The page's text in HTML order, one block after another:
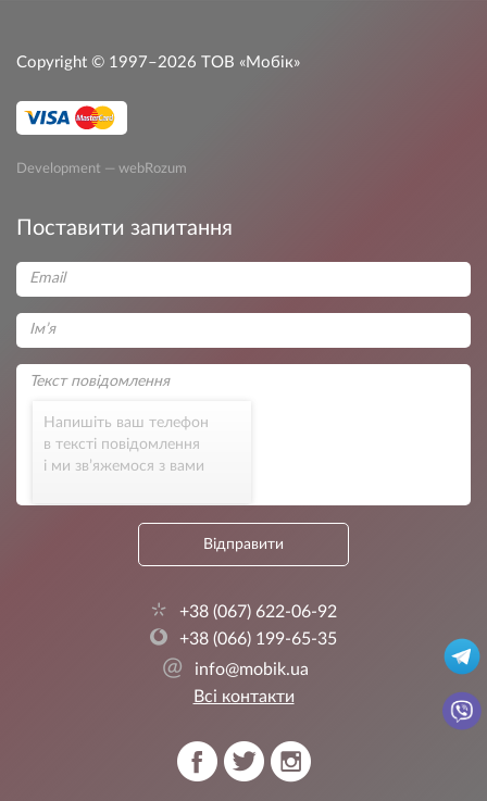
Copyright © 1997–2026 ТОВ «Мобік»
Development — webRozum
Поставити запитання
Напишіть ваш телефон
в тексті повідомлення
і ми зв’яжемося з вами
Відправити
+38 (067) 622-06-92
+38 (066) 199-65-35
@
info@mobik.ua
Всі контакти